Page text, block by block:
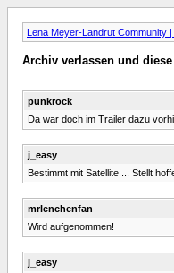
Lena Meyer-Landrut Community |
Archiv verlassen und
punkrock
Da war doch im Trailer dazu
j_easy
Bestimmt mit Satellite ... Stellt
mrlenchenfan
Wird aufgenommen!
j_easy